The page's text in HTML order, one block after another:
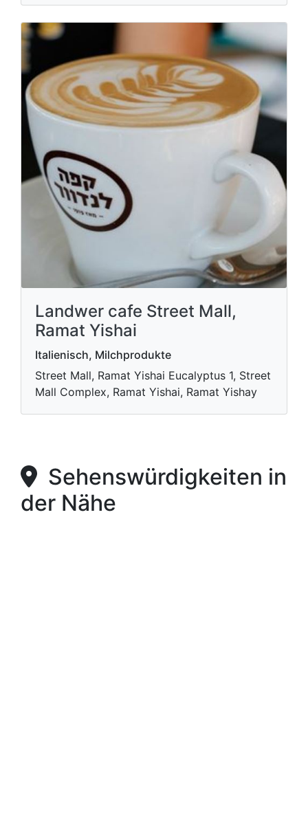
Landwer cafe Street Mall,
Ramat Yishai
Italienisch, Milchprodukte
Street Mall, Ramat Yishai Eucalyptus 1, Street
Mall Complex, Ramat Yishai, Ramat Yishay
Sehenswürdigkeiten in
der Nähe